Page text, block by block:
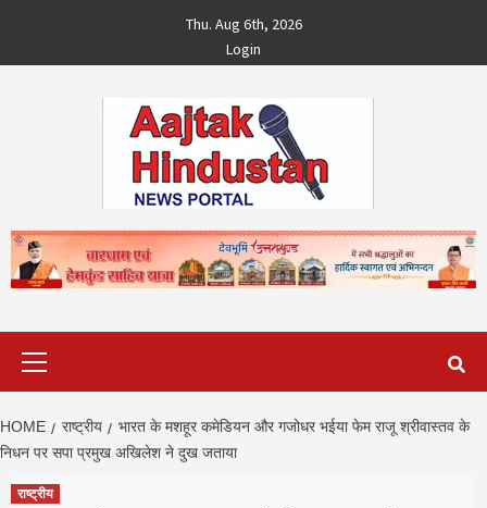
content
Thu. Aug 6th, 2026
Login
HOME राष्ट्रीय
भारत के मशहूर कमेड‍ियन और गजोधर भईया फेम राजू श्रीवास्‍तव के
न‍िधन पर सपा प्रमुख अख‍िलेश ने दुख जताया
राष्ट्रीय